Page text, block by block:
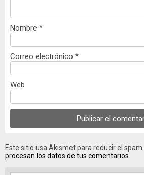
Nombre *
Correo electrónico *
Web
Este sitio usa Akismet para reducir el spam.
procesan los datos de tus comentarios.